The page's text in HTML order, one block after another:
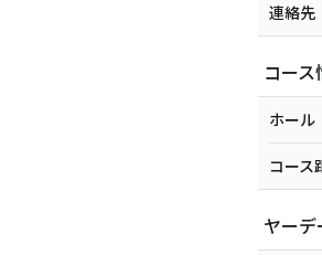
連絡先
コース
ホール
コース
ヤーデ